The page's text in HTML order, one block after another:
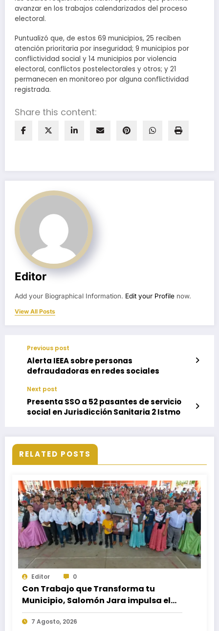
avanzar en los trabajos calendarizados del proceso
electoral.
Puntualizó que, de estos 69 municipios, 25 reciben
atención prioritaria por inseguridad; 9 municipios por
conflictividad social y 14 municipios por violencia
electoral, conflictos postelectorales y otros; y 21
permanecen en monitoreo por alguna conflictividad
registrada.
Share this content:
Editor
Add your Biographical Information. Edit your Profile now.
View All Posts
Previous post
Alerta IEEA sobre personas
defraudadoras en redes sociales
Next post
Presenta SSO a 52 pasantes de servicio
social en Jurisdicción Sanitaria 2 Istmo
RELATED POSTS
Editor 0
Con Trabajo que Transforma tu
Municipio, Salomón Jara impulsa el
desarrollo de Santiago Minas
7 Agosto, 2026